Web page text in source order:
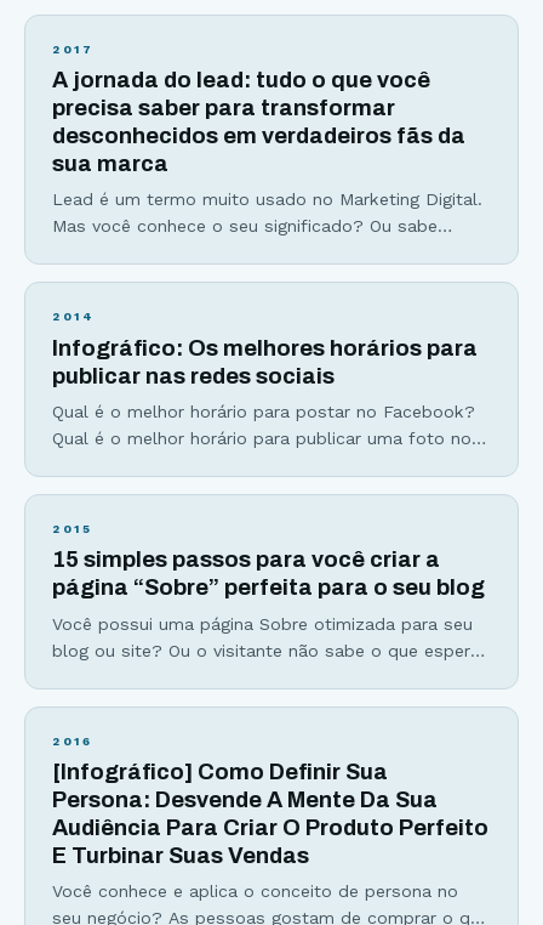
conteúdo viral não nasce do berço. Ele é
uma coisa é certa… Existem padrões e
2017
A jornada do lead: tudo o que você
precisa saber para transformar
desconhecidos em verdadeiros fãs da
sua marca
Lead é um termo muito usado no Marketing Digital.
Mas você conhece o seu significado? Ou sabe
justamente sobre isso que vamos falar no artigo de
ofertas “irresistíveis” de apartamentos
2014
Infográfico: Os melhores horários para
publicar nas redes sociais
Qual é o melhor horário para postar no Facebook?
Qual é o melhor horário para publicar uma foto no
horários para publicar no Google+, LinkedIn e
sociais, esse infográfico irá responder
2015
15 simples passos para você criar a
página “Sobre” perfeita para o seu blog
Você possui uma página Sobre otimizada para seu
blog ou site? Ou o visitante não sabe o que esperar
grupo #2 ou até esteja no grupo #1, com uma boa
2016
[Infográfico] Como Definir Sua
Persona: Desvende A Mente Da Sua
Audiência Para Criar O Produto Perfeito
E Turbinar Suas Vendas
Você conhece e aplica o conceito de persona no
seu negócio? As pessoas gostam de comprar o que